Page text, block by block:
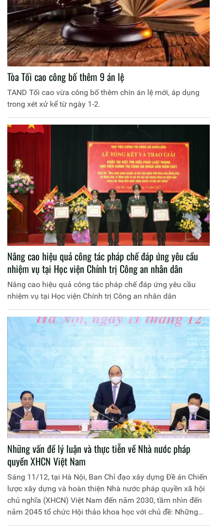
Tòa Tối cao công bố thêm 9 án lệ
TAND Tối cao vừa công bố thêm chín án lệ mới, áp dụng
trong xét xử kể từ ngày 1-2.
Nâng cao hiệu quả công tác pháp chế đáp ứng yêu cầu
nhiệm vụ tại Học viện Chính trị Công an nhân dân
Nâng cao hiệu quả công tác pháp chế đáp ứng yêu cầu
nhiệm vụ tại Học viện Chính trị Công an nhân dân
Những vấn đề lý luận và thực tiễn về Nhà nước pháp
quyền XHCN Việt Nam
Sáng 11/12, tại Hà Nội, Ban Chỉ đạo xây dựng Đề án Chiến
lược xây dựng và hoàn thiện Nhà nước pháp quyền xã hội
chủ nghĩa (XHCN) Việt Nam đến năm 2030, tầm nhìn đến
năm 2045 tổ chức Hội thảo khoa học với chủ đề: Những
vấn đề lý luận và thực tiễn về Nhà nước pháp quyền XHCN